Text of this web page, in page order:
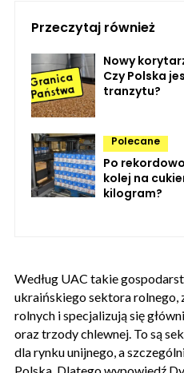
Przeczytaj również
Nowy
Czy Polska
tranzytu?
Polecane
Po
kolej na
kilogram?
Według UAC takie
ukraińskiego sektora rolnego,
rolnych i specjalizują się
oraz trzody chlewnej. To są
dla rynku unijnego, a